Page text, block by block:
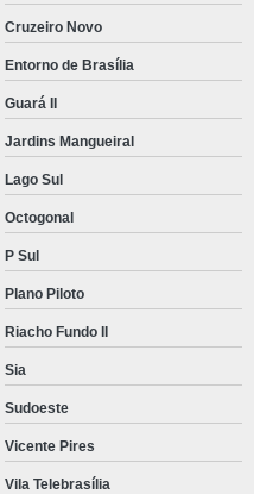
Cruzeiro Novo
Entorno de Brasília
Guará II
Jardins Mangueiral
Lago Sul
Octogonal
P Sul
Plano Piloto
Riacho Fundo II
Sia
Sudoeste
Vicente Pires
Vila Telebrasília